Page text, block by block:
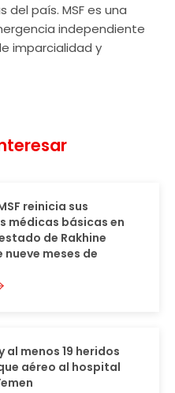
país. MSF es una
independiente
imparcialidad y
reinicia sus
médicas básicas en
de Rakhine
nueve meses de
al menos 19 heridos
aéreo al hospital